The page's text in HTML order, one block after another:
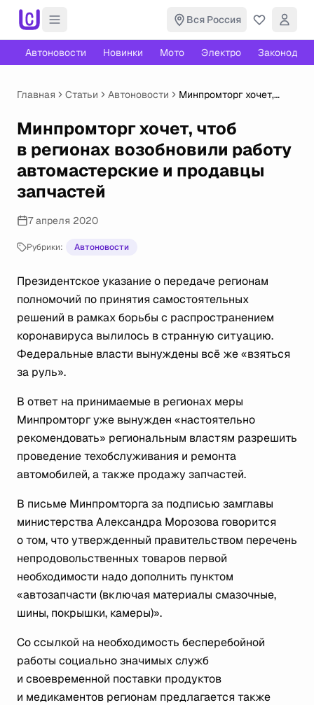
Вся Россия
Автоновости Новинки Мото Электро
Главная Статьи Автоновости
Минпромторг хочет,
возобновили работу
автомастерские
и продавцы запчастей
Минпромторг хочет, чтоб
в регионах возобновили работу
автомастерские и продавцы
запчастей
7 апреля 2020
Рубрики: Автоновости
Президентское указание о передаче регионам
полномочий по принятия самостоятельных
решений в рамках борьбы с распространением
коронавируса вылилось в странную ситуацию.
Федеральные власти вынуждены всё же «взяться
за руль».
В ответ на принимаемые в регионах меры
Минпромторг уже вынужден «настоятельно
рекомендовать» региональным властям разрешить
проведение техобслуживания и ремонта
автомобилей, а также продажу запчастей.
В письме Минпромторга за подписью замглавы
министерства Александра Морозова говорится
о том, что утвержденный правительством перечень
непродовольственных товаров первой
необходимости надо дополнить пунктом
«автозапчасти (включая материалы смазочные,
шины, покрышки, камеры)».
Со ссылкой на необходимость бесперебойной
работы социально значимых служб
и своевременной поставки продуктов
и медикаментов регионам предлагается также